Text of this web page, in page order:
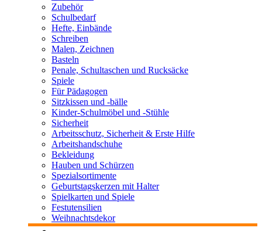
Zubehör
Schulbedarf
Hefte, Einbände
Schreiben
Malen, Zeichnen
Basteln
Penale, Schultaschen und Rucksäcke
Spiele
Für Pädagogen
Sitzkissen und -bälle
Kinder-Schulmöbel und -Stühle
Sicherheit
Arbeitsschutz, Sicherheit & Erste Hilfe
Arbeitshandschuhe
Bekleidung
Hauben und Schürzen
Spezialsortimente
Geburtstagskerzen mit Halter
Spielkarten und Spiele
Festutensilien
Weihnachtsdekor